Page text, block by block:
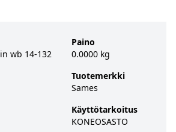
wb 14-132
Paino
0.0000 kg
Tuotemerkki
Sames
Käyttötarkoitus
KONEOSASTO